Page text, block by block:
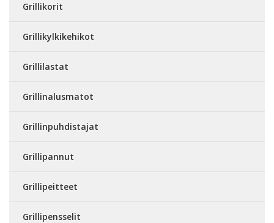
Grillikorit
Grillikylkikehikot
Grillilastat
Grillinalusmatot
Grillinpuhdistajat
Grillipannut
Grillipeitteet
Grillipensselit